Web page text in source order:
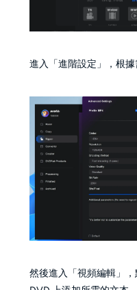
進入「進階設定」，根據
然後進入「視頻編輯」